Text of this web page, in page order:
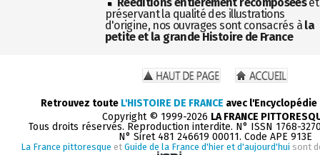
préservant la qualité des illustrations
d'origine, nos ouvrages sont consacrés à la
petite et la grande Histoire de France
Retrouvez toute L'HISTOIRE DE FRANCE avec
Copyright © 1999-2026 LA FRANCE
Tous droits réservés. Reproduction interdite. N° ISSN 1768-
N° Siret 481 246619 00011. Code APE 913E
La France pittoresque et Guide de la France d'hier et d'aujourd'hui sont